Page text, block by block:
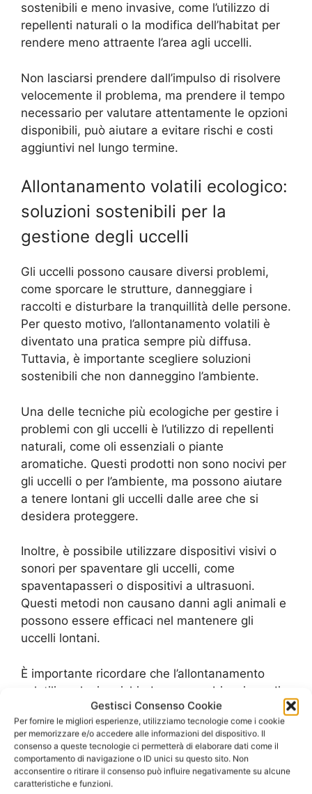
Gestisci Consenso Cookie
Per fornire le migliori esperienze, utilizziamo tecnologie come i cookie
per memorizzare e/o accedere alle informazioni del dispositivo. Il
consenso a queste tecnologie ci permetterà di elaborare dati come il
comportamento di navigazione o ID unici su questo sito. Non
acconsentire o ritirare il consenso può influire negativamente su alcune
caratteristiche e funzioni.
sostenibili e meno invasive, come l’utilizzo di
repellenti naturali o la modifica dell’habitat per
rendere meno attraente l’area agli uccelli.
Non lasciarsi prendere dall’impulso di risolvere
velocemente il problema, ma prendere il tempo
necessario per valutare attentamente le opzioni
disponibili, può aiutare a evitare rischi e costi
aggiuntivi nel lungo termine.
Allontanamento volatili ecologico:
soluzioni sostenibili per la
gestione degli uccelli
Gli uccelli possono causare diversi problemi,
come sporcare le strutture, danneggiare i
raccolti e disturbare la tranquillità delle persone.
Per questo motivo, l’allontanamento volatili è
diventato una pratica sempre più diffusa.
Tuttavia, è importante scegliere soluzioni
sostenibili che non danneggino l’ambiente.
Una delle tecniche più ecologiche per gestire i
problemi con gli uccelli è l’utilizzo di repellenti
naturali, come oli essenziali o piante
aromatiche. Questi prodotti non sono nocivi per
gli uccelli o per l’ambiente, ma possono aiutare
a tenere lontani gli uccelli dalle aree che si
desidera proteggere.
Inoltre, è possibile utilizzare dispositivi visivi o
sonori per spaventare gli uccelli, come
spaventapasseri o dispositivi a ultrasuoni.
Questi metodi non causano danni agli animali e
possono essere efficaci nel mantenere gli
uccelli lontani.
È importante ricordare che l’allontanamento
volatili ecologico richiede una combinazione di
diverse strategie e tecniche, in base alle
esigenze specifiche di ogni situazione. Prima di
scegliere un metodo, è sempre consigliabile
consultare un professionista esperto per
valutare la situazione e trovare la soluzione più